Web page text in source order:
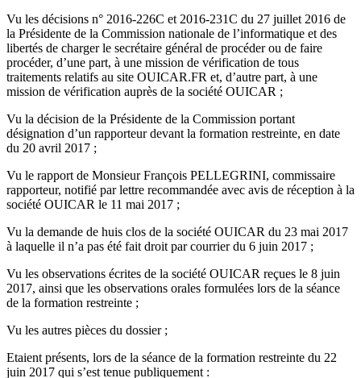
Vu les décisions n° 2016-226C et 2016-231C du 27 juillet 2016 de
la Présidente de la Commission nationale de l’informatique et des
libertés de charger le secrétaire général de procéder ou de faire
procéder, d’une part, à une mission de vérification de tous
traitements relatifs au site OUICAR.FR et, d’autre part, à une
mission de vérification auprès de la société OUICAR ;
Vu la décision de la Présidente de la Commission portant
désignation d’un rapporteur devant la formation restreinte, en date
du 20 avril 2017 ;
Vu le rapport de Monsieur François PELLEGRINI, commissaire
rapporteur, notifié par lettre recommandée avec avis de réception à la
société OUICAR le 11 mai 2017 ;
Vu la demande de huis clos de la société OUICAR du 23 mai 2017
à laquelle il n’a pas été fait droit par courrier du 6 juin 2017 ;
Vu les observations écrites de la société OUICAR reçues le 8 juin
2017, ainsi que les observations orales formulées lors de la séance
de la formation restreinte ;
Vu les autres pièces du dossier ;
Etaient présents, lors de la séance de la formation restreinte du 22
juin 2017 qui s’est tenue publiquement :